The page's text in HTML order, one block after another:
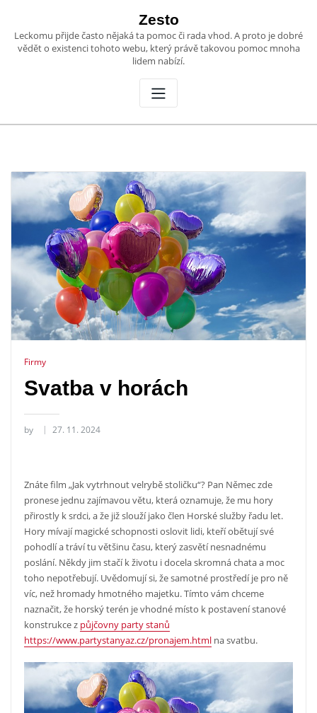
content
Zesto
Leckomu přijde často nějaká ta pomoc či rada vhod. A proto je dobré
vědět o existenci tohoto webu, který právě takovou pomoc mnoha
lidem nabízí.
Firmy
Svatba v horách
by 27. 11. 2024
Znáte film „Jak vytrhnout velrybě stoličku“? Pan Němec zde
pronese jednu zajímavou větu, která oznamuje, že mu hory
přirostly k srdci, a že již slouží jako člen Horské služby řadu let.
Hory mívají magické schopnosti oslovit lidi, kteří obětují své
pohodlí a tráví tu většinu času, který zasvětí nesnadnému
poslání. Někdy jim stačí k životu i docela skromná chata a moc
toho nepotřebují. Uvědomují si, že samotné prostředí je pro ně
víc, než hromady hmotného majetku.Tímto vám chceme
naznačit, že horský terén je vhodné místo k postavení stanové
konstrukce z půjčovny party stanů
https://www.partystanyaz.cz/pronajem.htmlna svatbu.